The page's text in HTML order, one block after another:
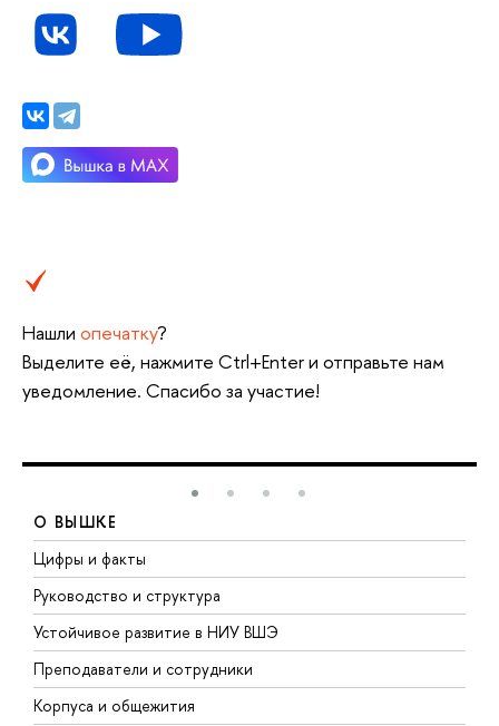
Нашли опечатку?
Выделите её, нажмите Ctrl+Enter и отправьте нам
уведомление. Спасибо за участие!
О ВЫШКЕ
Цифры и факты
Руководство и структура
Устойчивое развитие в НИУ ВШЭ
Преподаватели и сотрудники
Корпуса и общежития